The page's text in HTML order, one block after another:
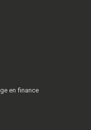
en finance